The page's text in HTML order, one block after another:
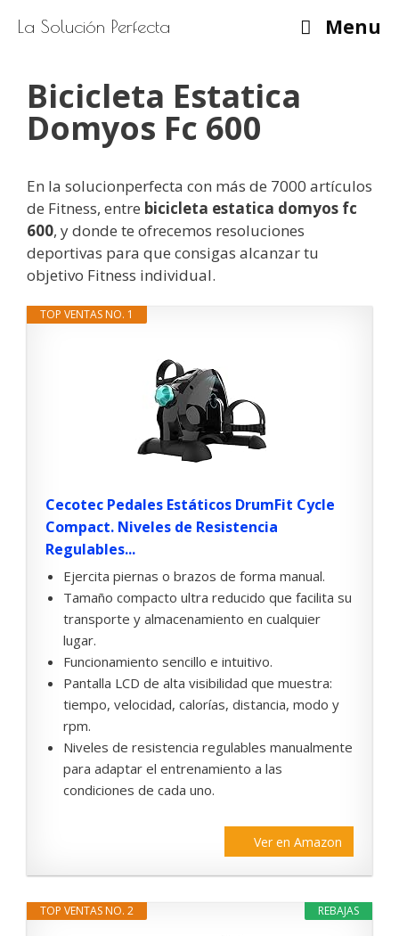
La Solución Perfecta Menu
Bicicleta Estatica
Domyos Fc 600
En la solucionperfecta con más de 7000 artículos
de Fitness, entre bicicleta estatica domyos fc
600, y donde te ofrecemos resoluciones
deportivas para que consigas alcanzar tu
objetivo Fitness individual.
TOP VENTAS NO. 1
Cecotec Pedales Estáticos DrumFit Cycle
Compact. Niveles de Resistencia
Regulables...
Ejercita piernas o brazos de forma manual.
Tamaño compacto ultra reducido que facilita su
transporte y almacenamiento en cualquier
lugar.
Funcionamiento sencillo e intuitivo.
Pantalla LCD de alta visibilidad que muestra:
tiempo, velocidad, calorías, distancia, modo y
rpm.
Niveles de resistencia regulables manualmente
para adaptar el entrenamiento a las
condiciones de cada uno.
Ver en Amazon
REBAJAS
TOP VENTAS NO. 2